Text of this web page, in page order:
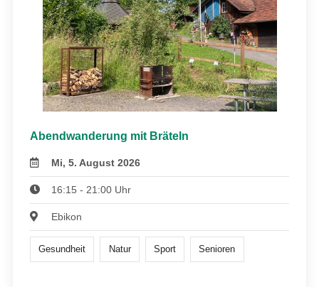
Abendwanderung mit Bräteln
Mi, 5. August 2026
16:15 - 21:00 Uhr
Ebikon
Gesundheit Natur Sport Senioren